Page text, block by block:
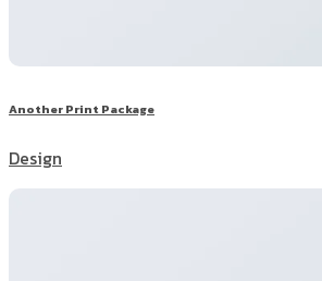
Another Print Package
Design